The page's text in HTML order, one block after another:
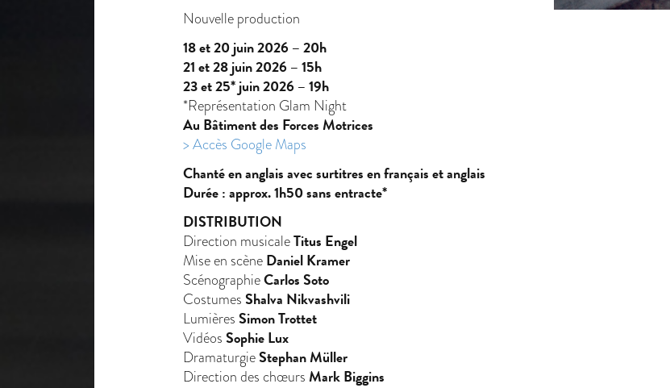
Nouvelle production
18 et 20 juin 2026 – 20h
21 et 28 juin 2026 – 15h
23 et 25* juin 2026 – 19h
*Représentation Glam Night
Au Bâtiment des Forces Motrices
> Accès Google Maps
Chanté en anglais avec surtitres en français et anglais
Durée : approx. 1h50 sans entracte*
DISTRIBUTION
Direction musicaleTitus Engel
Mise en scène Daniel Kramer
ScénographieCarlos Soto
Costumes Shalva Nikvashvili
Lumières Simon Trottet
Vidéos Sophie Lux
DramaturgieStephan Müller
Direction des chœurs Mark Biggins